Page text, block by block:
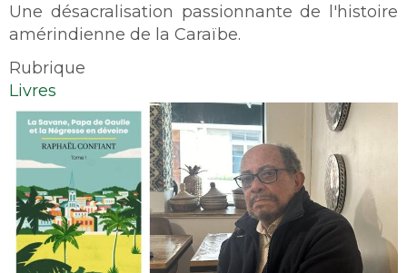
Une désacralisation passionnante de l'histoire
amérindienne de la Caraïbe.
Rubrique
Livres